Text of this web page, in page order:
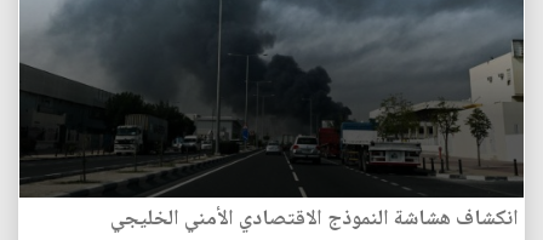
انكشاف هشاشة النموذج الاقتصادي الأمني الخليجي